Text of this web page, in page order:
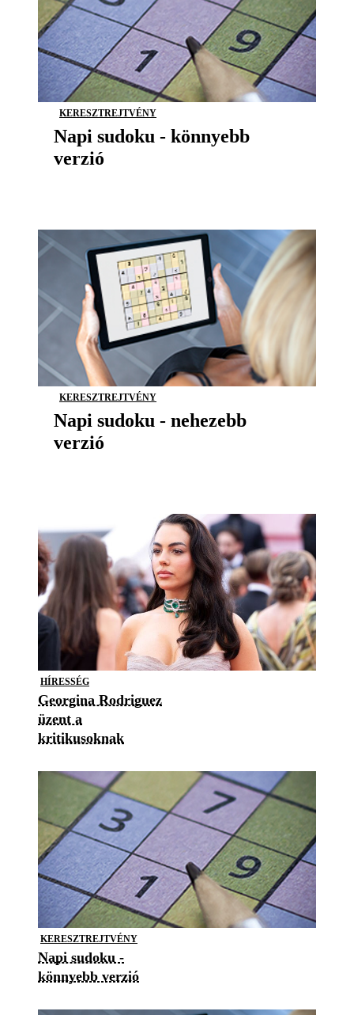
KERESZTREJTVÉNY
Napi sudoku - könnyebb
verzió
KERESZTREJTVÉNY
Napi sudoku - nehezebb
verzió
HÍRESSÉG
Georgina Rodriguez
üzent a
kritikusoknak
KERESZTREJTVÉNY
Napi sudoku -
könnyebb verzió